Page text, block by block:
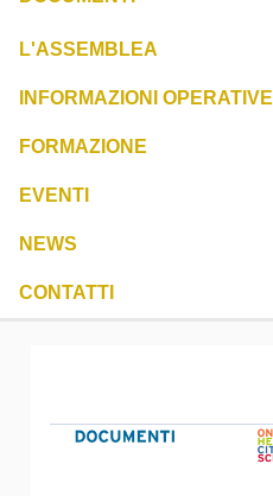
L'ASSEMBLEA
INFORMAZIONI OPERATIVE
FORMAZIONE
EVENTI
NEWS
CONTATTI